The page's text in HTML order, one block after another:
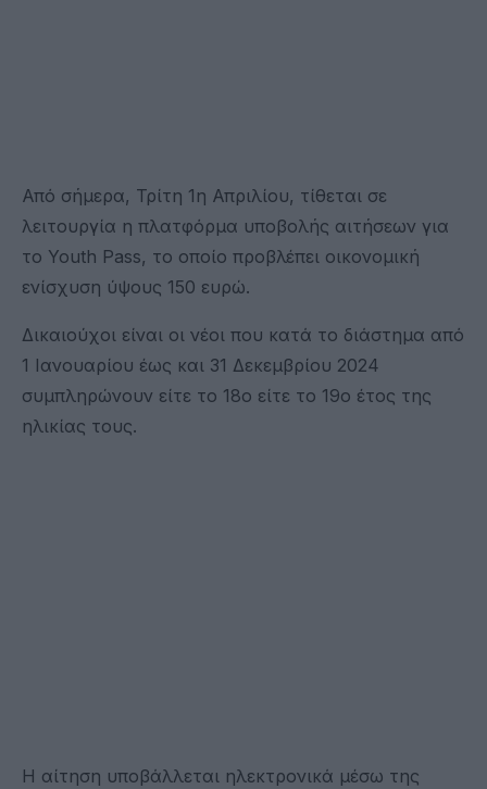
Από σήμερα, Τρίτη 1η Απριλίου, τίθεται σε
λειτουργία η πλατφόρμα υποβολής αιτήσεων για
το Youth Pass, το οποίο προβλέπει οικονομική
ενίσχυση ύψους 150 ευρώ.
Δικαιούχοι είναι οι νέοι που κατά το διάστημα από
1 Ιανουαρίου έως και 31 Δεκεμβρίου 2024
συμπληρώνουν είτε το 18ο είτε το 19ο έτος της
ηλικίας τους.
Η αίτηση υποβάλλεται ηλεκτρονικά μέσω της